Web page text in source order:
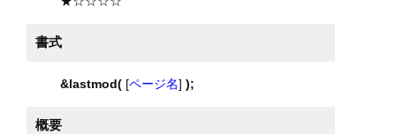
書式
&lastmod( [ページ名]);
概要